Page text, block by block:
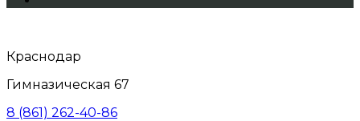
Краснодар
Гимназическая 67
8 (861) 262-40-86